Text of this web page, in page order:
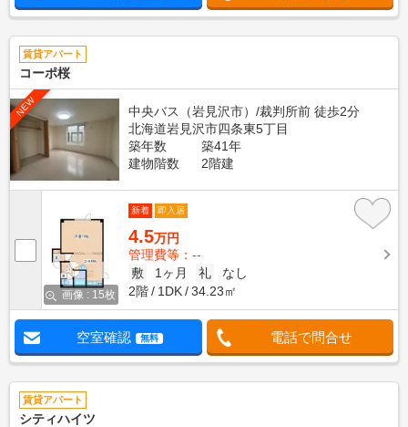
賃貸アパート
コーポ桜
NEW
中央バス（岩見沢市）/裁判所前 徒歩2分
北海道岩見沢市四条東5丁目
築年数
築41年
建物階数
2階建
画像 : 15枚
新着 即入居
4.5万円
管理費等：--
敷
1ヶ月 礼
なし
2階
1DK 34.23㎡
空室確認 無料 電話で問合せ
賃貸アパート
シティハイツ